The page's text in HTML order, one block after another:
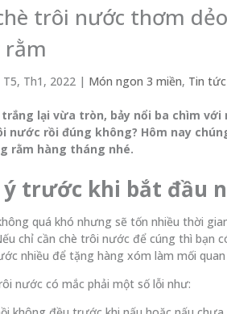
trôi nước thơm
rằm
T5, Th1, 2022 | Món ngon 3 miền, Tin
lại vừa tròn, bảy nổi ba chìm
nước rồi đúng không? Hôm nay
rằm hàng tháng nhé.
ý trước khi bắt đầu
quá khó nhưng sẽ tốn nhiều thời
chỉ cần chè trôi nước để cúng thì bạn
nhiều để tặng hàng xóm làm mối
nước có mắc phải một số lỗi như: